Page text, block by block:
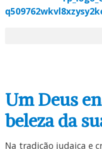
Um Deus
beleza da
Na tradição judaica e